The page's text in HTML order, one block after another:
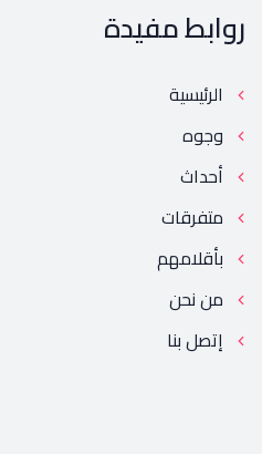
روابط مفيدة
الرئيسية
وجوه
أحداث
متفرقات
بأقلامهم
من نحن
إتصل بنا